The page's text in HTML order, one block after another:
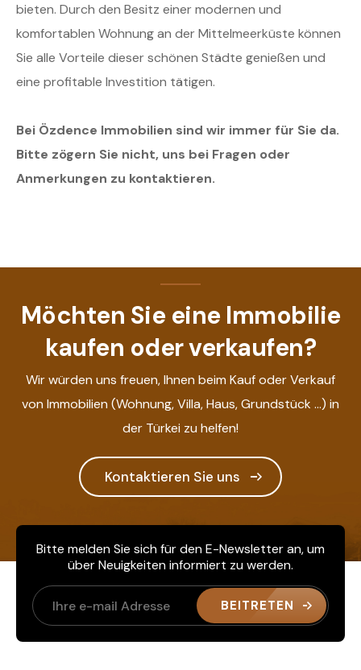
bieten. Durch den Besitz einer modernen und
komfortablen Wohnung an der Mittelmeerküste können
Sie alle Vorteile dieser schönen Städte genießen und
eine profitable Investition tätigen.
Bei Özdence Immobilien sind wir immer für Sie da.
Bitte zögern Sie nicht, uns bei Fragen oder
Anmerkungen zu kontaktieren.
Möchten Sie eine Immobilie
kaufen oder verkaufen?
Wir würden uns freuen, Ihnen beim Kauf oder Verkauf
von Immobilien (Wohnung, Villa, Haus, Grundstück ...) in
der Türkei zu helfen!
Kontaktieren Sie uns
Bitte melden Sie sich für den E-Newsletter an, um
über Neuigkeiten informiert zu werden.
BEITRETEN